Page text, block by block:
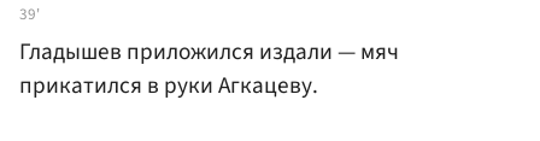
39'
Гладышев приложился издали — мяч
прикатился в руки Агкацеву.